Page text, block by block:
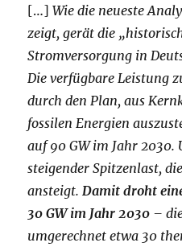
[…]Wie die neueste
zeigt, gerät die
Stromversorgung in
Die verfügbare Leistung
durch den Plan, aus
fossilen Energien
auf 90 GW im Jahr 2030.
steigender Spitzenlast,
ansteigt. Damit droht
30 GW im Jahr 2030 –
umgerechnet etwa 30